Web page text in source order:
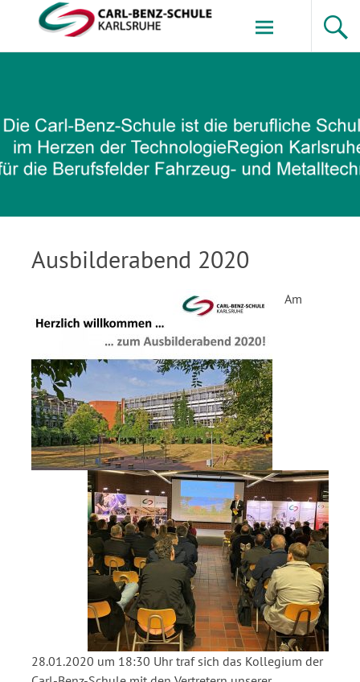
Zum
Inhalt
springen
Ausbilderabend 2020
Am
28.01.2020 um 18:30 Uhr traf sich das Kollegium der